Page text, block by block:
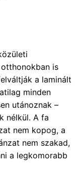
is
a laminált
minden
utánoznak –
nélkül. A fa
nem kopog, a
nem szakad,
a legkomorabb